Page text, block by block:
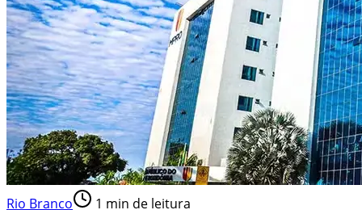
Rio Branco 1 min de leitura